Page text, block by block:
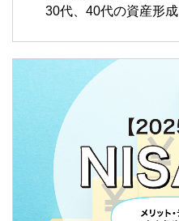
30代、40代の資産形成